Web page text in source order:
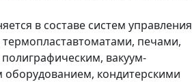
в составе систем управления
термопластавтоматами, печами,
вакуум-
кондитерскими